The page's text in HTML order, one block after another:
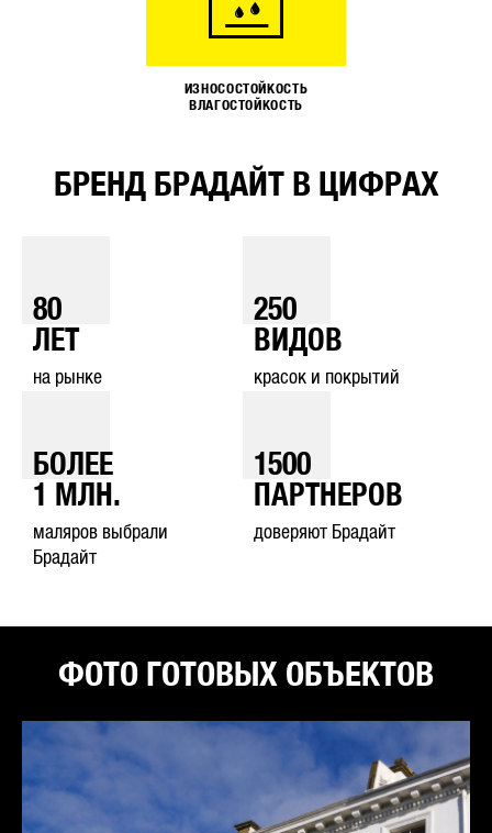
ИЗНОСОСТОЙКОСТЬ
ВЛАГОСТОЙКОСТЬ
БРЕНД БРАДАЙТ В ЦИФРАХ
80
ЛЕТ
на рынке
250
ВИДОВ
красок и покрытий
БОЛЕЕ
1
МЛН.
маляров выбрали
Брадайт
1500
ПАРТНЕРОВ
доверяют Брадайт
ФОТО ГОТОВЫХ ОБЪЕКТОВ